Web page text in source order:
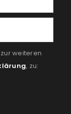
weiteren
, zu: